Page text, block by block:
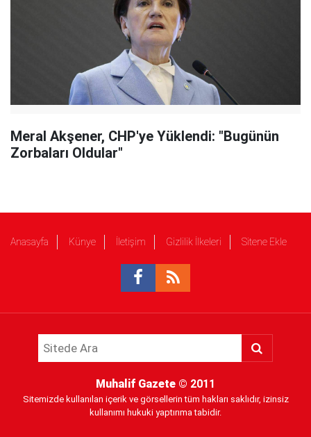
Meral Akşener, CHP'ye Yüklendi: "Bugünün
Zorbaları Oldular"
Anasayfa Künye İletişim Gizlilik İlkeleri Sitene Ekle
Muhalif Gazete © 2011
Sitemizde kullanılan içerik ve görsellerin tüm hakları saklıdır, izinsiz
kullanımı hukuki yaptırıma tabidir.